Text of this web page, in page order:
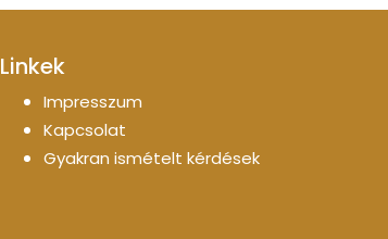
Linkek
Impresszum
Kapcsolat
Gyakran ismételt kérdések